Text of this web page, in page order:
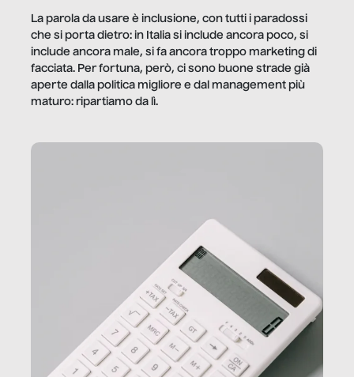
La parola da usare è inclusione, con tutti i paradossi
che si porta dietro: in Italia si include ancora poco, si
include ancora male, si fa ancora troppo marketing di
facciata. Per fortuna, però, ci sono buone strade già
aperte dalla politica migliore e dal management più
maturo: ripartiamo da lì.